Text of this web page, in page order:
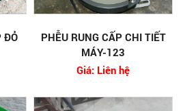
ĐỎ
PHỄU RUNG CẤP CHI TIẾT
MÁY-123
Giá: Liên hệ